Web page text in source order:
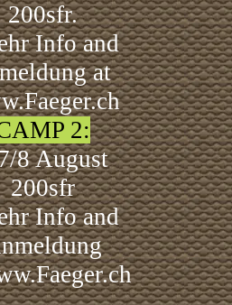
200sfr.
Info and
at
2:
8 August
200sfr
Info and